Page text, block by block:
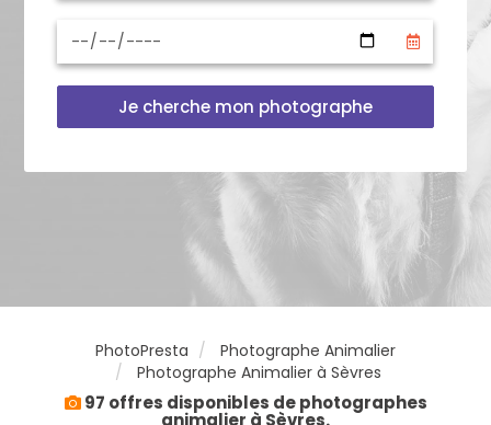
Je cherche mon photographe
PhotoPresta
Photographe Animalier
Photographe Animalier à Sèvres
97 offres disponibles de photographes
animalier à Sèvres.